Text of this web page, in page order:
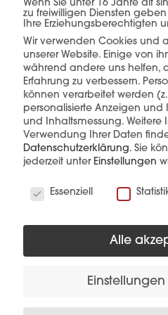
mehr erfahren
Diese Produkte
Wenn Sie unter 16 Jahre alt
zu freiwilligen Diensten
Ihre Erziehungsberechtigten
Wir verwenden Cookies und
unserer Website. Einige von
während andere uns helfen,
Erfahrung zu verbessern.
können verarbeitet werden (z.
personalisierte Anzeigen
und Inhaltsmessung. Weitere
Verwendung Ihrer Daten
Datenschutzerklärung. Sie
jederzeit unter Einstellungen
Essenziell
Alle